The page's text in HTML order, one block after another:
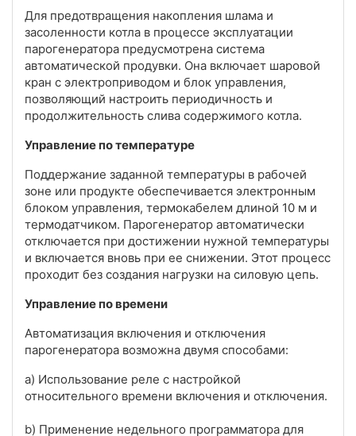
Для предотвращения накопления шлама и
засоленности котла в процессе эксплуатации
парогенератора предусмотрена система
автоматической продувки. Она включает шаровой
кран с электроприводом и блок управления,
позволяющий настроить периодичность и
продолжительность слива содержимого котла.
Управление по температуре
Поддержание заданной температуры в рабочей
зоне или продукте обеспечивается электронным
блоком управления, термокабелем длиной 10 м и
термодатчиком. Парогенератор автоматически
отключается при достижении нужной температуры
и включается вновь при ее снижении. Этот процесс
проходит без создания нагрузки на силовую цепь.
Управление по времени
Автоматизация включения и отключения
парогенератора возможна двумя способами:
a) Использование реле с настройкой
относительного времени включения и отключения.
b) Применение недельного программатора для